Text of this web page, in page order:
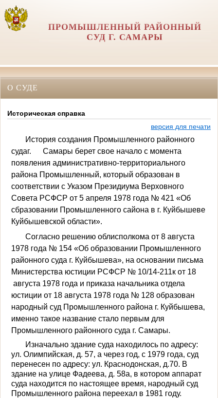
ПРОМЫШЛЕННЫЙ РАЙОННЫЙ
СУД Г. САМАРЫ
О СУДЕ
Историческая справка
версия для печати
История создания Про­мышленного районного
судаг. Самары берет свое начало с момента
появления админи­стративно-территориального
района Промышленный, ко­торый образован в
соответ­ствии с Указом Президиума Верховного
Совета РСФСР от 5 апреля 1978 года № 421 «Об
сбразовании Промышленного сайона в г. Куйбышеве
Куйбы­шевской области».
Согласно решению облис­полкома от 8 августа
1978 года № 154 «Об образовании Промышленного
районного суда г. Куйбышева», на основании письма
Министерства юстиции РСФСР № 10/14-211к от 18
августа 1978 года и приказа на­чальника отдела
юстиции от 18 августа 1978 года № 128 обра­зован
народный суд Промыш­ленного района г. Куйбышева,
именно такое название стало первым для
Промышленного районного суда г. Самары.
Изначально здание суда находилось по адресу:
ул. Олимпийская, д. 57, а через год, с 1979 года, суд
перенесен по адресу: ул. Краснодонская, д.70. В
здание на улице Фаде­ева, д. 58а, в котором аппарат
суда находится по настоящее время, народный суд
Про­мышленного района переехал в 1981 году.